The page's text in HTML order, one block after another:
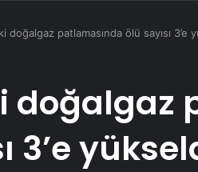
doğalgaz patlamasında ölü sayısı 3’e
doğalgaz
3’e